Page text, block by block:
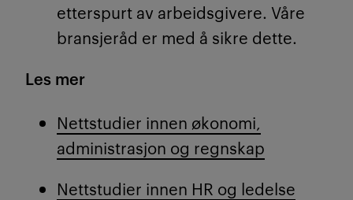
etterspurt av arbeidsgivere. Våre
bransjeråd er med å sikre dette.
Les mer
Nettstudier innen økonomi,
administrasjon og regnskap
Nettstudier innen HR og ledelse